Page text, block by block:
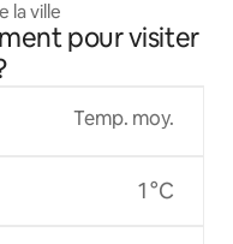
la ville
pour visiter
Temp. moy.
1 °C